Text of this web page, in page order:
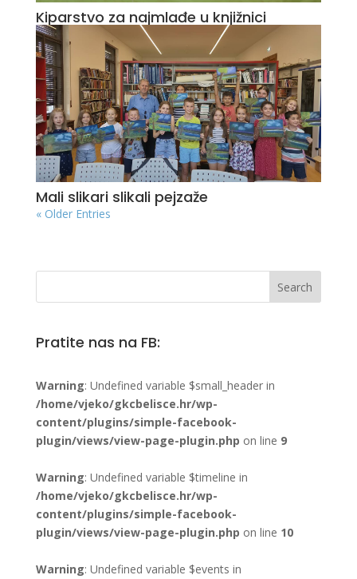
Kiparstvo za najmlađe u knjižnici
Mali slikari slikali pejzaže
« Older Entries
Pratite nas na FB:
Warning: Undefined variable $small_header in
/home/vjeko/gkcbelisce.hr/wp-
content/plugins/simple-facebook-
plugin/views/view-page-plugin.php on line 9
Warning: Undefined variable $timeline in
/home/vjeko/gkcbelisce.hr/wp-
content/plugins/simple-facebook-
plugin/views/view-page-plugin.php on line 10
Warning: Undefined variable $events in